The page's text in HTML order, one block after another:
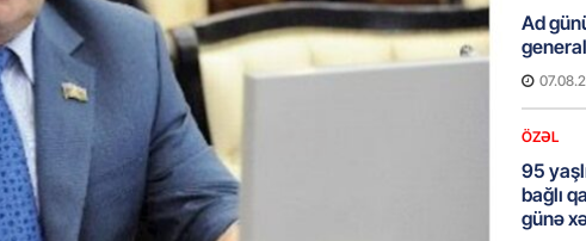
Ad
ÖZƏL
95
bağlı
günə